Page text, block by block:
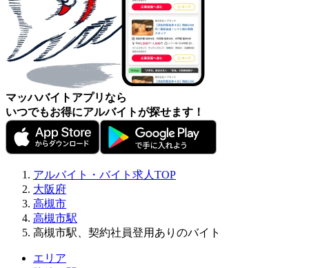
マッハバイトアプリなら
いつでもお得にアルバイトが探せます！
アルバイト・バイト求人TOP
大阪府
高槻市
高槻市駅
高槻市駅、契約社員登用ありのバイト
エリア